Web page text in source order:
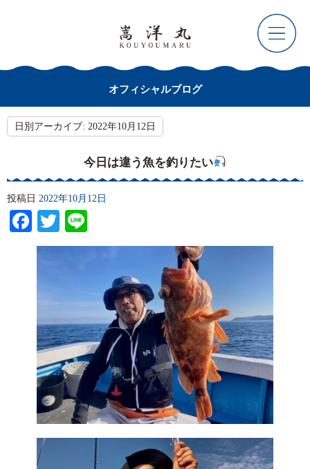
オフィシャルブログ
日別アーカイブ: 2022年10月12日
今日は違う魚を釣りたい
投稿日 2022年10月12日
Facebook
Twitter